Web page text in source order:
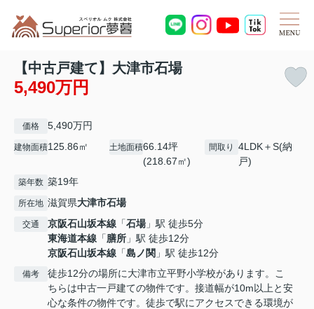
【中古戸建て】大津市石場
5,490万円
価格 5,490万円
建物面積125.86㎡ 土地面積66.14坪
(218.67㎡)
間取り
4LDK＋S(納
戸)
築年数 築19年
所在地 滋賀県大津市石場
交通 京阪石山坂本線 「石場」駅 徒歩5分
東海道本線 「膳所 」駅 徒歩12分
京阪石山坂本線 「島ノ関 」駅 徒歩12分
備考
徒歩12分の場所に大津市立平野小学校があります。こ
ちらは中古一戸建ての物件です。接道幅が10m以上と安
心な条件の物件です。徒歩で駅にアクセスできる環境が